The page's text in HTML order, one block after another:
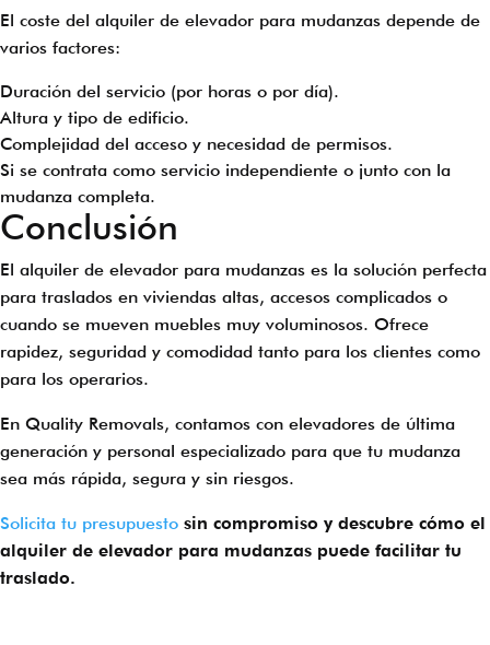
El coste del alquiler de elevador para mudanzas depende de
varios factores:
Duración del servicio (por horas o por día).
Altura y tipo de edificio.
Complejidad del acceso y necesidad de permisos.
Si se contrata como servicio independiente o junto con la
mudanza completa.
Conclusión
El alquiler de elevador para mudanzas es la solución perfecta
para traslados en viviendas altas, accesos complicados o
cuando se mueven muebles muy voluminosos. Ofrece
rapidez, seguridad y comodidad tanto para los clientes como
para los operarios.
En Quality Removals, contamos con elevadores de última
generación y personal especializado para que tu mudanza
sea más rápida, segura y sin riesgos.
Solicita tu presupuesto sin compromiso y descubre cómo el
alquiler de elevador para mudanzas puede facilitar tu
traslado.